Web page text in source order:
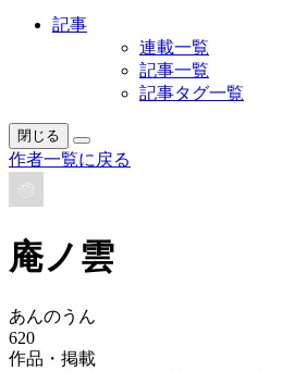
記事
連載一覧
記事一覧
記事タグ一覧
閉じる
作者一覧に戻る
庵ノ雲
あんのうん
620
作品・掲載